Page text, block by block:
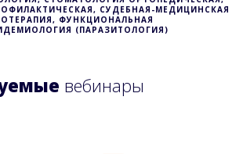
СУДЕБНАЯ-МЕДИЦИНСКАЯ
ФУНКЦИОНАЛЬНАЯ
(ПАРАЗИТОЛОГИЯ)
вебинары